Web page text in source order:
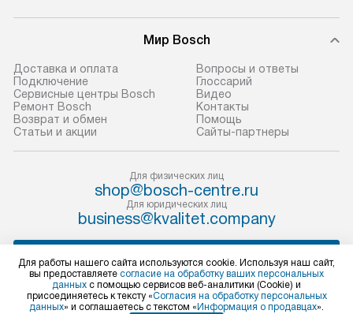
доставки доставит упакованный
прибор до двери или прихожей.
Если необходимо переместить
прибор до места установки,
пожалуйста, предварительно
уточните это с менеджером.
дополнительная плата. Важно
учитывать, что если размеры
прибора не позволяют ему пройти
демонтировать дверцы, ручки или
другие выступающие элементы, так
как это может привести к отказу
установленной
монтаж техники
на место с
подключение к
Мир Bosch
Доставка и оплата
Подключение
Сервисные центры Bosch
Ремонт Bosch
Возврат и обмен
Статьи и акции
Вопросы и ответы
Глоссарий
Видео
Контакты
Помощь
Сайты-партнеры
Для физических лиц
shop@bosch-centre.ru
Для юридических лиц
business@kvalitet.company
Политика конфиденциальности
Условия продажи
Для работы нашего сайта используются cookie. Используя наш сайт,
вы предоставляете согласие на обработку ваших персональных
данных с помощью сервисов веб-аналитики (Cookie) и
присоединяетесь к тексту «Согласия на обработку персональных
данных» и соглашаетесь с текстом « Информация о продавцах».